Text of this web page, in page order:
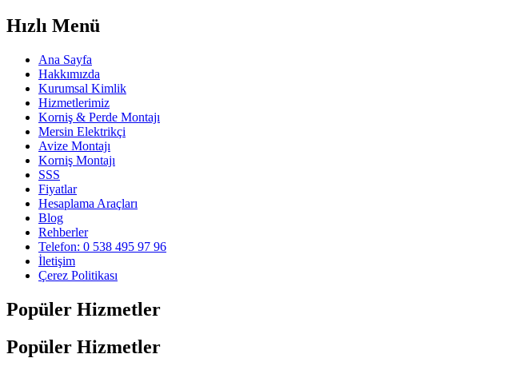
Hızlı Menü
Ana Sayfa
Hakkımızda
Kurumsal Kimlik
Hizmetlerimiz
Korniş & Perde Montajı
Mersin Elektrikçi
Avize Montajı
Korniş Montajı
SSS
Fiyatlar
Hesaplama Araçları
Blog
Rehberler
Telefon: 0 538 495 97 96
İletişim
Çerez Politikası
Popüler Hizmetler
Popüler Hizmetler